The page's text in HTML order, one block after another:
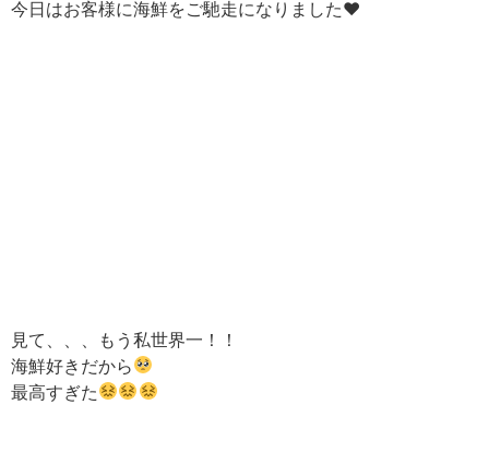
今日はお客様に海鮮をご馳走になりました♥︎
見て、、、もう私世界一！！
海鮮好きだから
最高すぎた